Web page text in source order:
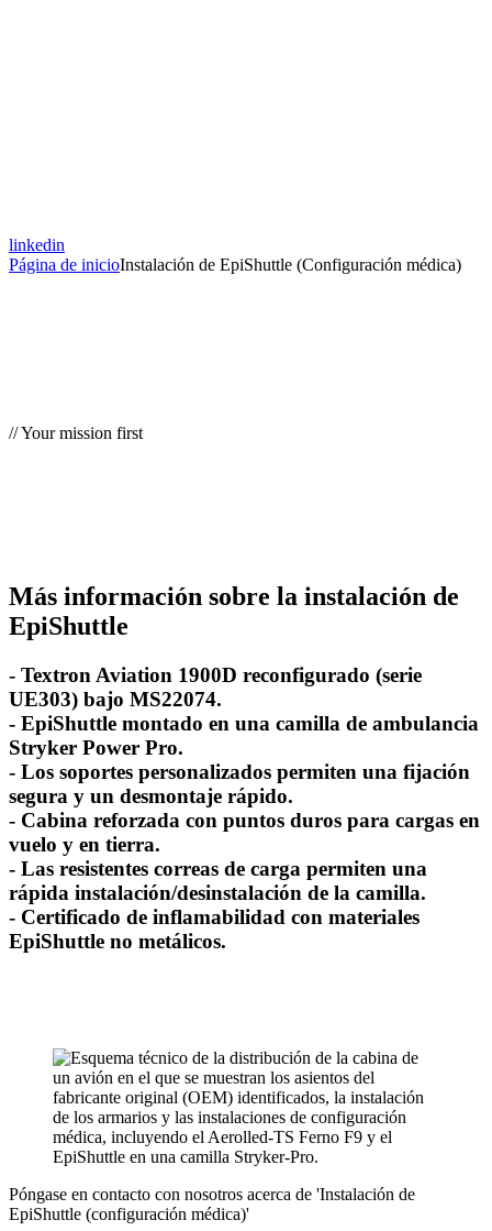
linkedin
Página de inicioInstalación de EpiShuttle (Configuración médica)
// Your mission first
Más información sobre la instalación de
EpiShuttle
- Textron Aviation 1900D reconfigurado (serie
UE303) bajo MS22074.
- EpiShuttle montado en una camilla de ambulancia
Stryker Power Pro.
- Los soportes personalizados permiten una fijación
segura y un desmontaje rápido.
- Cabina reforzada con puntos duros para cargas en
vuelo y en tierra.
- Las resistentes correas de carga permiten una
rápida instalación/desinstalación de la camilla.
- Certificado de inflamabilidad con materiales
EpiShuttle no metálicos.
Póngase en contacto con nosotros acerca de 'Instalación de
EpiShuttle (configuración médica)'